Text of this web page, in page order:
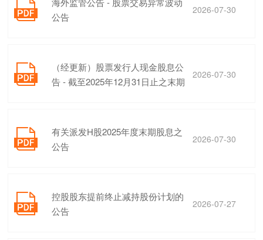

公告
2026-07-30

（经更新）股票发行人现金股息公
告 - 截至2025年12月31日止之末期
2026-07-30

有关派发H股2025年度末期股息之
公告
2026-07-30

控股股东提前终止减持股份计划的
公告
2026-07-27